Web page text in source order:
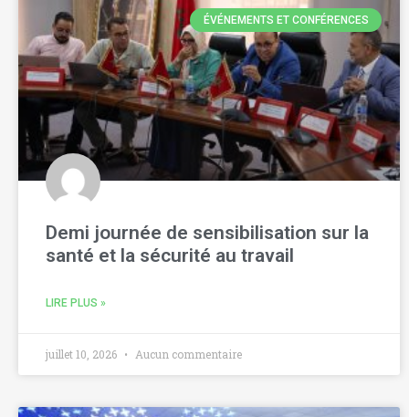
ÉVÉNEMENTS ET CONFÉRENCES
Demi journée de sensibilisation sur la
santé et la sécurité au travail
LIRE PLUS »
juillet 10, 2026 Aucun commentaire